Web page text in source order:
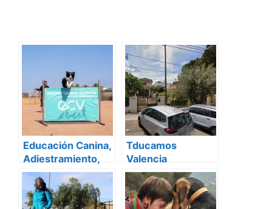
Educación Canina,
Adiestramiento,
residencia y
Formación |
Centro Canino
Tducamos
Valencia